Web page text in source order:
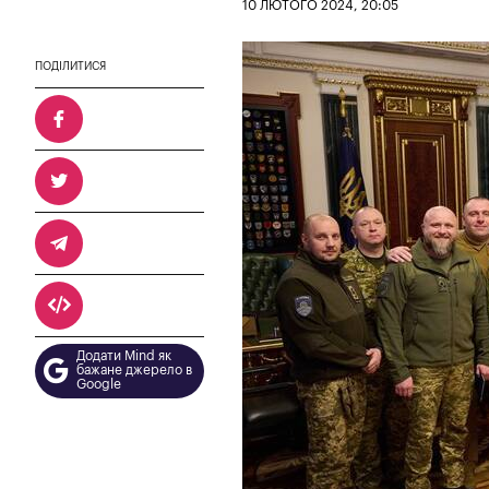
10 ЛЮТОГО 2024, 20:05
ПОДІЛИТИСЯ
Додати Mind як
бажане джерело в
Google